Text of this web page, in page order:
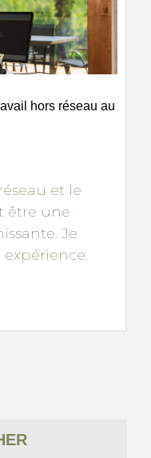
hors réseau au
et le
être une
Je